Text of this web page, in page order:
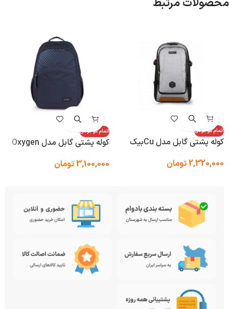
اتمام موجودی
کوله پشتی گابل مدل Cuبیک
2,320,000تومان
اتمام موجودی
کوله پشتی گابل مدل Oxygen
3,100,000تومان